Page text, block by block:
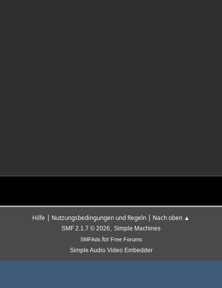
Hilfe | Nutzungsbedingungen und Regeln | Nach oben ▲
SMF 2.1.7 © 2026, Simple Machines
SMFAds for Free Forums
Simple Audio Video Embedder